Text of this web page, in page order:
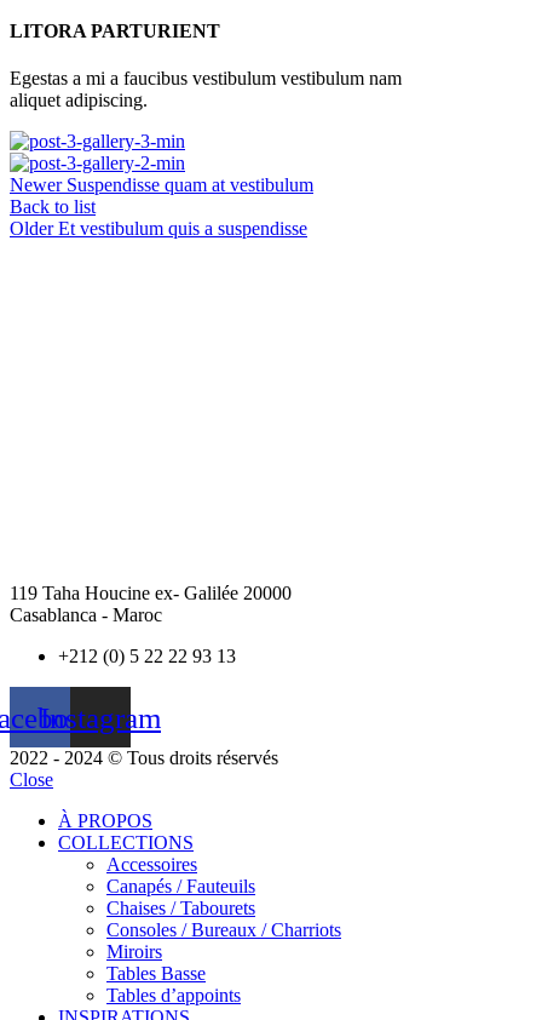
LITORA PARTURIENT
Egestas a mi a faucibus vestibulum vestibulum nam
aliquet adipiscing.
Newer Suspendisse quam at vestibulum
Back to list
Older Et vestibulum quis a suspendisse
119 Taha Houcine ex- Galilée 20000
Casablanca - Maroc
+212 (0) 5 22 22 93 13
Instagram
2022 - 2024 © Tous droits réservés
Close
À PROPOS
COLLECTIONS
Accessoires
Canapés / Fauteuils
Chaises / Tabourets
Consoles / Bureaux / Charriots
Miroirs
Tables Basse
Tables d’appoints